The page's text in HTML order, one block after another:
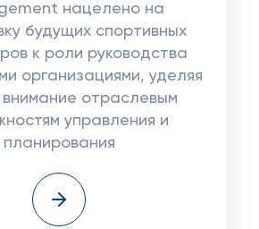
нацелено на
будущих спортивных
к роли руководства
организациями, уделяя
отраслевым
управления и
планирования